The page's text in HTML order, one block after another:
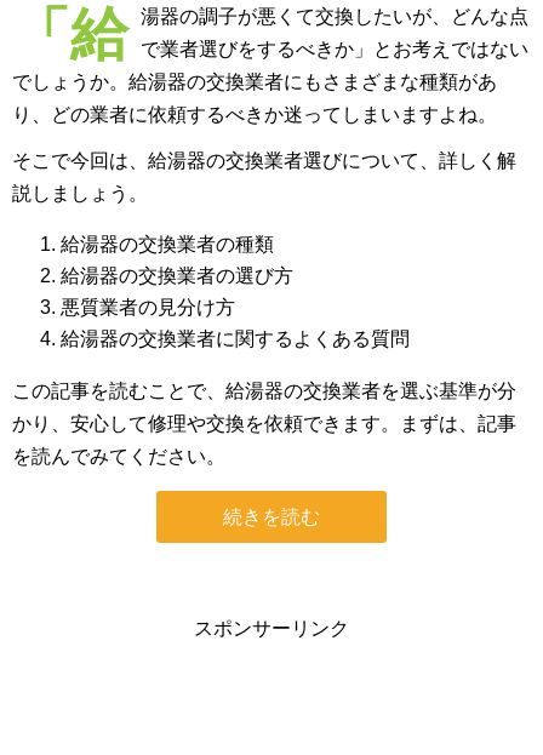
「給 湯器の調子が悪くて交換したいが、どんな点
で業者選びをするべきか」とお考えではない
でしょうか。給湯器の交換業者にもさまざまな種類があ
り、どの業者に依頼するべきか迷ってしまいますよね。
そこで今回は、給湯器の交換業者選びについて、詳しく解
説しましょう。
給湯器の交換業者の種類
給湯器の交換業者の選び方
悪質業者の見分け方
給湯器の交換業者に関するよくある質問
この記事を読むことで、給湯器の交換業者を選ぶ基準が分
かり、安心して修理や交換を依頼できます。まずは、記事
を読んでみてください。
続きを読む
スポンサーリンク